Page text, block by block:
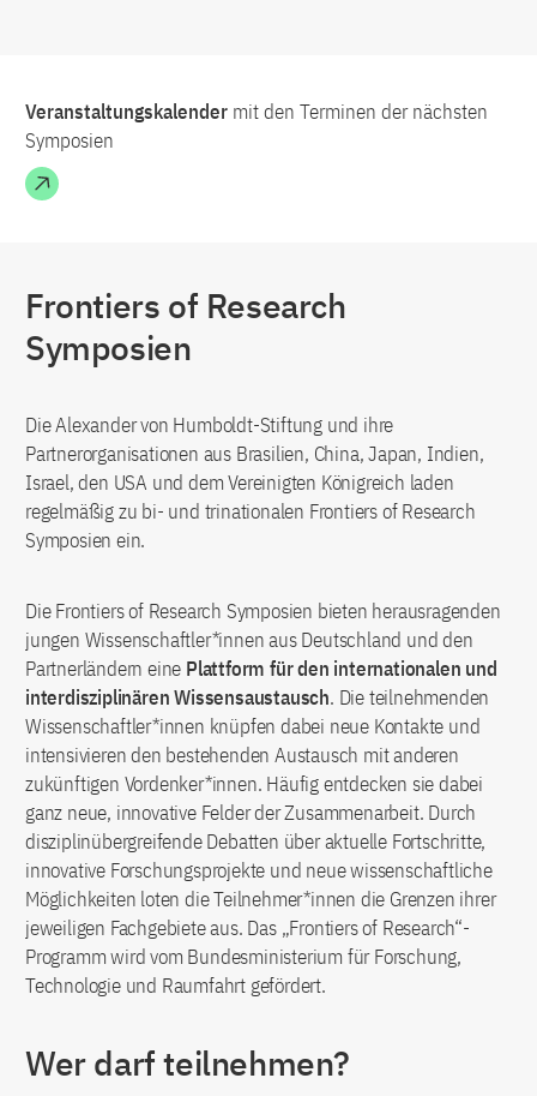
Veranstaltungskalender mit den Terminen der nächsten
Symposien
Frontiers of Research
Symposien
Die Alexander von Humboldt-Stiftung und ihre
Partnerorganisationen aus Brasilien, China, Japan, Indien,
Israel, den USA und dem Vereinigten Königreich laden
regelmäßig zu bi- und trinationalen Frontiers of Research
Symposien ein.
Die Frontiers of Research Symposien bieten herausragenden
jungen Wissenschaftler*innen aus Deutschland und den
Partnerländern eine Plattform für den internationalen und
interdisziplinären Wissensaustausch. Die teilnehmenden
Wissenschaftler*innen knüpfen dabei neue Kontakte und
intensivieren den bestehenden Austausch mit anderen
zukünftigen Vordenker*innen. Häufig entdecken sie dabei
ganz neue, innovative Felder der Zusammenarbeit. Durch
disziplinübergreifende Debatten über aktuelle Fortschritte,
innovative Forschungsprojekte und neue wissenschaftliche
Möglichkeiten loten die Teilnehmer*innen die Grenzen ihrer
jeweiligen Fachgebiete aus. Das „Frontiers of Research“-
Programm wird vom Bundesministerium für Forschung,
Technologie und Raumfahrt gefördert.
Wer darf teilnehmen?